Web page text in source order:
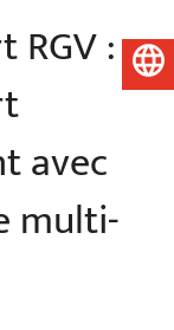
:
avec
multi-
Français